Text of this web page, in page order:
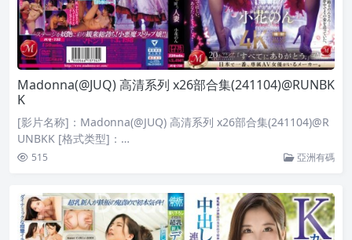
Madonna(@JUQ) 高清系列 x26部合集(241104)@RUNBK
K
[影片名称]：Madonna(@JUQ) 高清系列 x26部合集(241104)@R
UNBKK [格式类型]：…
515 亞洲有碼